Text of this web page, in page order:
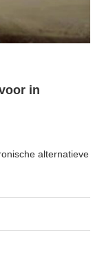
in
alternatieve